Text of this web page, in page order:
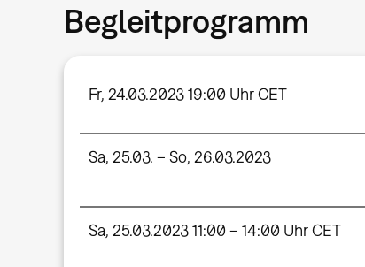
Begleitprogramm
Fr, 24.03.2023 19:00 Uhr CET
Sa, 25.03. – So, 26.03.2023
Sa, 25.03.2023 11:00 – 14:00 Uhr CET